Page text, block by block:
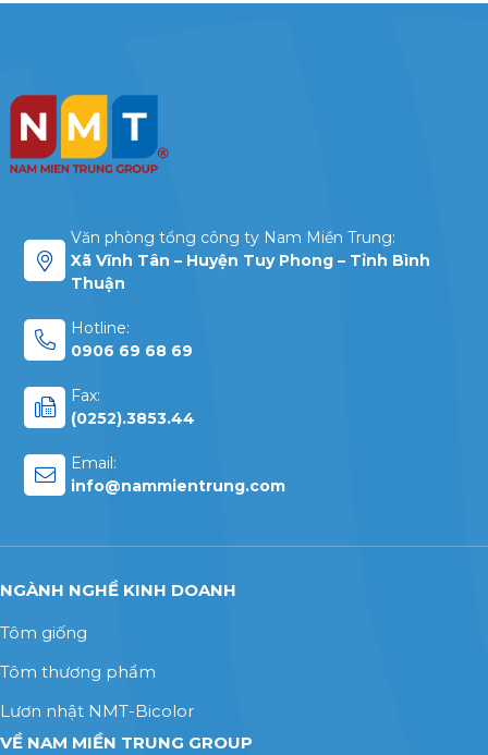
Văn phòng tổng công ty Nam Miền Trung:
Xã Vĩnh Tân – Huyện Tuy Phong – Tỉnh Bình
Thuận
Hotline:
0906 69 68 69
Fax:
(0252).3853.44
Email:
info@nammientrung.com
NGÀNH NGHỀ KINH DOANH
Tôm giống
Tôm thương phẩm
Lươn nhật NMT-Bicolor
VỀ NAM MIỀN TRUNG GROUP